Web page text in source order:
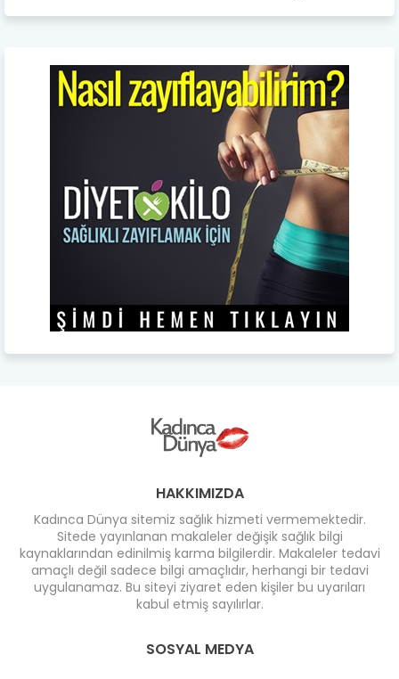
HAKKIMIZDA
Kadınca Dünya sitemiz sağlık hizmeti vermemektedir.
Sitede yayınlanan makaleler değişik sağlık bilgi
kaynaklarından edinilmiş karma bilgilerdir. Makaleler tedavi
amaçlı değil sadece bilgi amaçlıdır, herhangi bir tedavi
uygulanamaz. Bu siteyi ziyaret eden kişiler bu uyarıları
kabul etmiş sayılırlar.
SOSYAL MEDYA